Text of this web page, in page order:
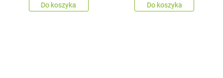
Do koszyka Do koszyka